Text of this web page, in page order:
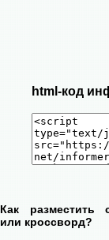
html-код
Как разместить
или кроссворд?